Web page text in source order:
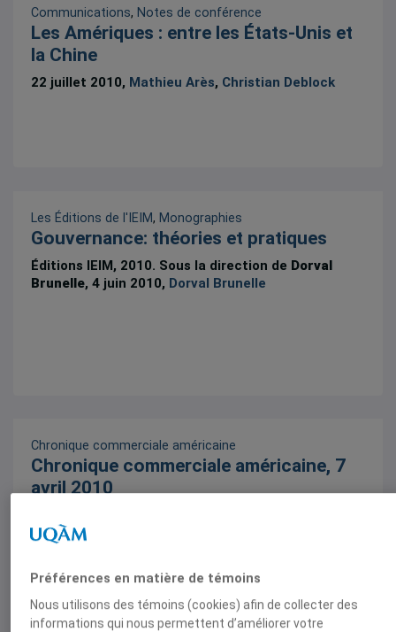
Communications, Notes de conférence
Les Amériques : entre les États-Unis et
la Chine
22 juillet 2010, Mathieu Arès, Christian Deblock
Les Éditions de l'IEIM,Monographies
Gouvernance: théories et pratiques
Éditions IEIM, 2010. Sous la direction de Dorval
Brunelle, 4 juin 2010, Dorval Brunelle
Chronique commerciale américaine
Chronique commerciale américaine, 7
avril 2010
Préférences en matière de témoins
Nous utilisons des témoins (cookies) afin de collecter des
informations qui nous permettent d’améliorer votre